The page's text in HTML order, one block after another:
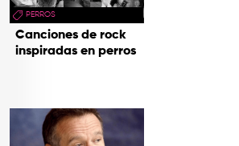
PERROS
Canciones de rock
inspiradas en perros